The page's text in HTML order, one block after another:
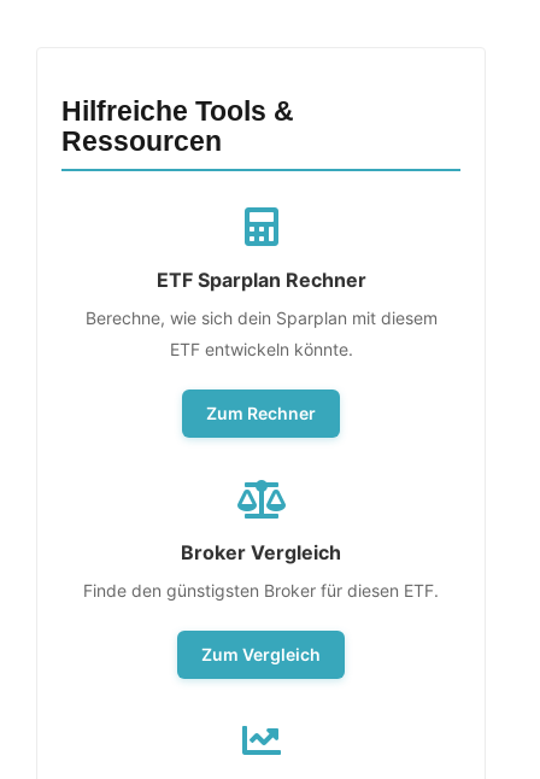
Hilfreiche Tools &
Ressourcen
ETF Sparplan Rechner
Berechne, wie sich dein Sparplan mit diesem
ETF entwickeln könnte.
Zum Rechner
Broker Vergleich
Finde den günstigsten Broker für diesen ETF.
Zum Vergleich